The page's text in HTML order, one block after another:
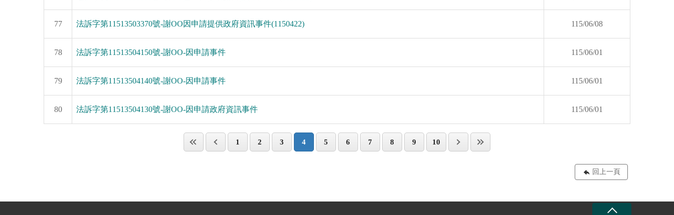
77 法訴字第11513503370號-謝OO因申請提供政府資訊事件(1150422) 115/06/08
78 法訴字第11513504150號-謝OO-因申請事件 115/06/01
79 法訴字第11513504140號-謝OO-因申請事件 115/06/01
80 法訴字第11513504130號-謝OO-因申請政府資訊事件 115/06/01
1 2 3 4 5 6 7 8 9 10
回上一頁